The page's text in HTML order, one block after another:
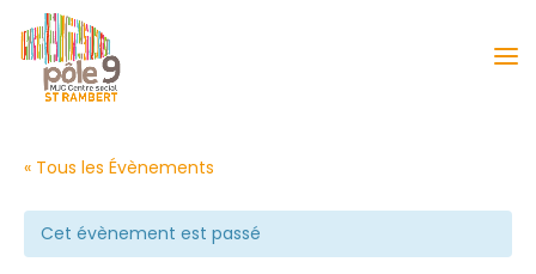
« Tous les Évènements
Cet évènement est passé